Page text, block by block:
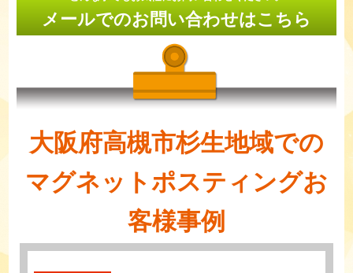
メールでのお問い合わせはこちら
大阪府高槻市杉生地域での
マグネットポスティングお
客様事例